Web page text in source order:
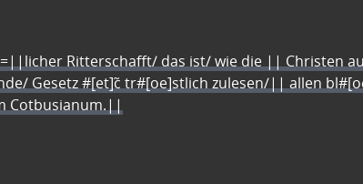
Ritterschafft/ das ist/ wie die || Christen
Gesetz #[et]c̃ tr#[oe]stlich zulesen/|| allen
Cotbusianum.||